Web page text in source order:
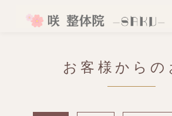
お客様からの